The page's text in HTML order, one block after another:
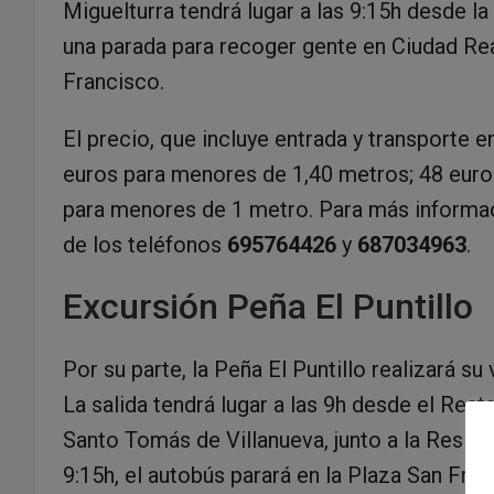
Miguelturra tendrá lugar a las 9:15h desde
una parada para recoger gente en Ciudad
Francisco.
El precio, que incluye entrada y transporte
euros para menores de 1,40 metros; 48
para menores de 1 metro. Para más
de los teléfonos 695764426 y 687034963.
Excursión Peña El Puntillo
Por su parte, la Peña El Puntillo realizará su
La salida tendrá lugar a las 9h desde el
Santo Tomás de Villanueva, junto a la
9:15h, el autobús parará en la Plaza San